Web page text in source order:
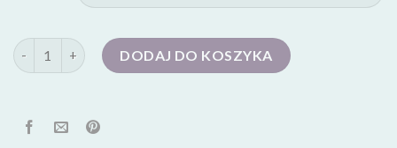
ilość martensy damskieDODAJ DO KOSZYKA